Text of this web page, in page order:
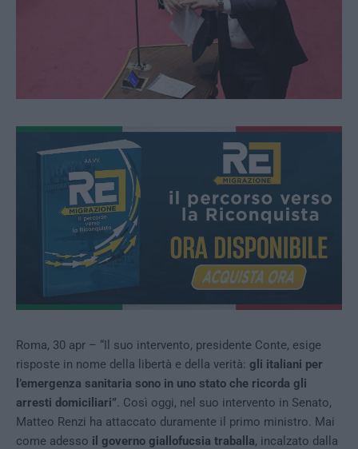
Roma, 30 apr – “Il suo intervento, presidente Conte, esige
risposte in nome della libertà e della verità: gli italiani per
l’emergenza sanitaria sono in uno stato che ricorda gli
arresti domiciliari”. Così oggi, nel suo intervento in Senato,
Matteo Renzi ha attaccato duramente il primo ministro. Mai
come adesso il governo giallofucsia traballa, incalzato dalla